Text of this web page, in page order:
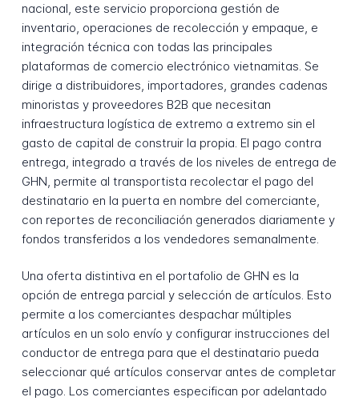
nacional, este servicio proporciona gestión de
inventario, operaciones de recolección y empaque, e
integración técnica con todas las principales
plataformas de comercio electrónico vietnamitas. Se
dirige a distribuidores, importadores, grandes cadenas
minoristas y proveedores B2B que necesitan
infraestructura logística de extremo a extremo sin el
gasto de capital de construir la propia. El pago contra
entrega, integrado a través de los niveles de entrega de
GHN, permite al transportista recolectar el pago del
destinatario en la puerta en nombre del comerciante,
con reportes de reconciliación generados diariamente y
fondos transferidos a los vendedores semanalmente.
Una oferta distintiva en el portafolio de GHN es la
opción de entrega parcial y selección de artículos. Esto
permite a los comerciantes despachar múltiples
artículos en un solo envío y configurar instrucciones del
conductor de entrega para que el destinatario pueda
seleccionar qué artículos conservar antes de completar
el pago. Los comerciantes especifican por adelantado